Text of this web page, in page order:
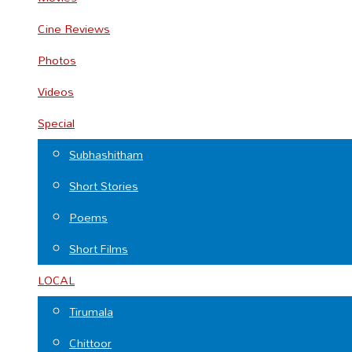
Cine Reviews
Photos
Videos
Special
Subhashitham
Short Stories
Poems
Short Films
LOCAL
Tirumala
Chittoor